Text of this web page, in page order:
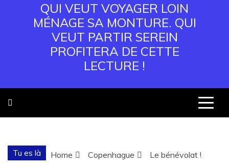
QUI VEUT VOYAGER LOIN
MÉNAGE SA MONTURE. QUI
VEUT PARTIR SEREIN
PROFITERA DE CETTE
LECTURE !
Tu es là Home Copenhague Le bénévolat !